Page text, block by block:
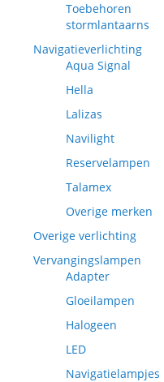
Toebehoren
stormlantaarns
Navigatieverlichting
Aqua Signal
Hella
Lalizas
Navilight
Reservelampen
Talamex
Overige merken
Overige verlichting
Vervangingslampen
Adapter
Gloeilampen
Halogeen
LED
Navigatielampjes